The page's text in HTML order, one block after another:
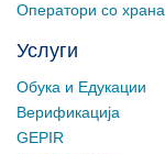
Оператори со храна
Услуги
Обука и Едукации
Верификација
GEPIR